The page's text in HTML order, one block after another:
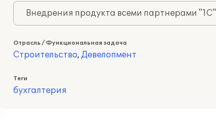
Внедрения продукта всеми партнерами "1С"
Отрасль / Функциональная задача
Строительство, Девелопмент
Теги
бухгалтерия